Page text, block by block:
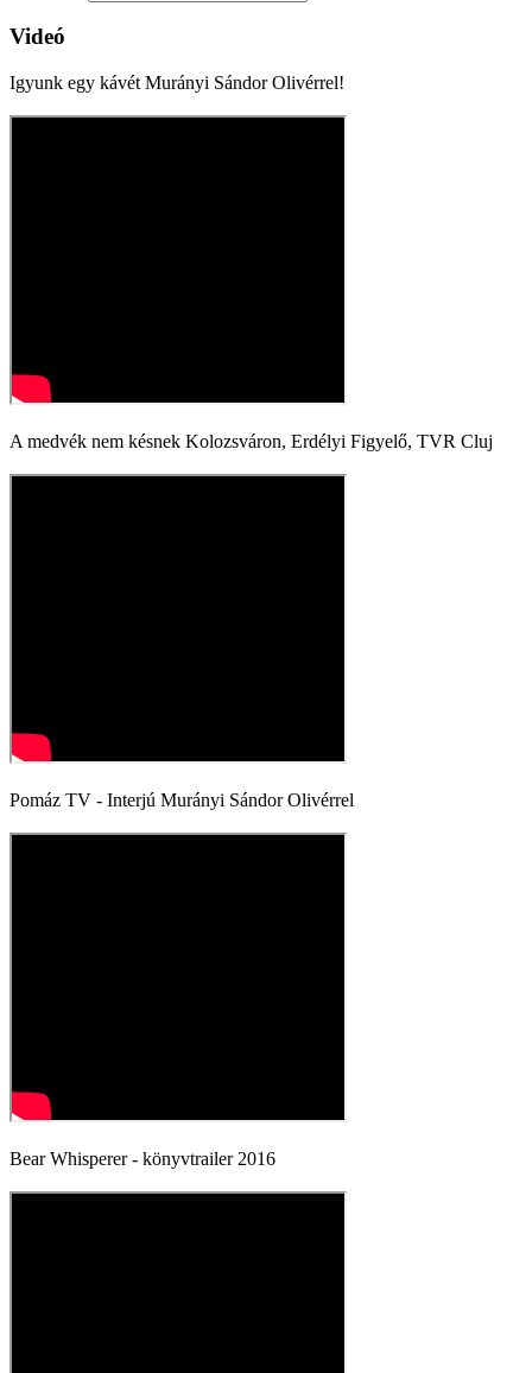
Videó
Igyunk egy kávét Murányi Sándor Olivérrel!
A medvék nem késnek Kolozsváron, Erdélyi Figyelő, TVR Cluj
Pomáz TV - Interjú Murányi Sándor Olivérrel
Bear Whisperer - könyvtrailer 2016